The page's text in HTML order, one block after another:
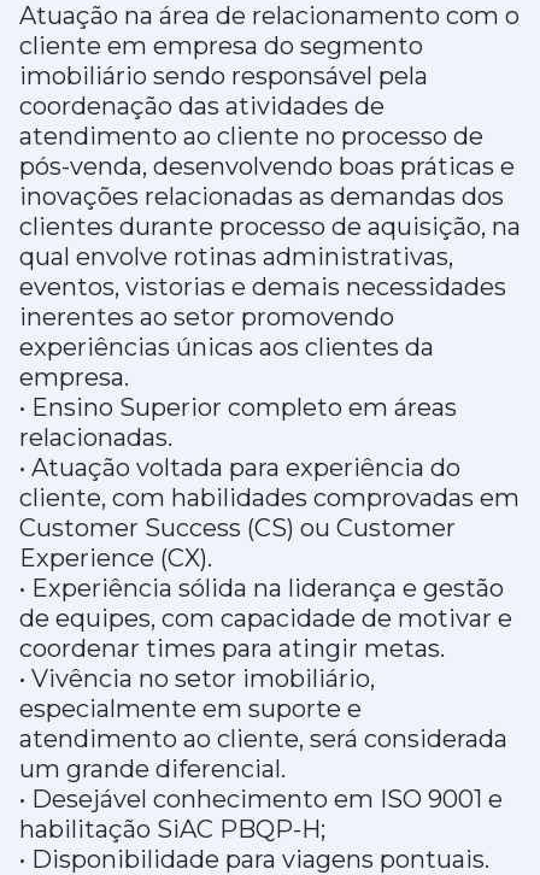
Atuação na área de relacionamento com o
cliente em empresa do segmento
imobiliário sendo responsável pela
coordenação das atividades de
atendimento ao cliente no processo de
pós-venda, desenvolvendo boas práticas e
inovações relacionadas as demandas dos
clientes durante processo de aquisição, na
qual envolve rotinas administrativas,
eventos, vistorias e demais necessidades
inerentes ao setor promovendo
experiências únicas aos clientes da
empresa.
• Ensino Superior completo em áreas
relacionadas.
• Atuação voltada para experiência do
cliente, com habilidades comprovadas em
Customer Success (CS) ou Customer
Experience (CX).
• Experiência sólida na liderança e gestão
de equipes, com capacidade de motivar e
coordenar times para atingir metas.
• Vivência no setor imobiliário,
especialmente em suporte e
atendimento ao cliente, será considerada
um grande diferencial.
• Desejável conhecimento em ISO 9001 e
habilitação SiAC PBQP-H;
• Disponibilidade para viagens pontuais.